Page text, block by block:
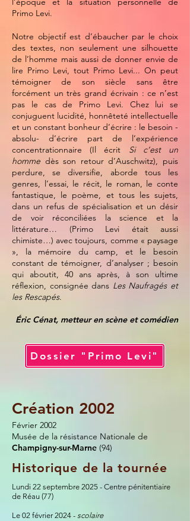
Primo Levi.
Notre objectif est d’ébaucher par le choix
des textes, non seulement une silhouette
de l’homme mais aussi de donner envie de
lire Primo Levi, tout Primo Levi... On peut
témoigner de son siècle sans être
forcément un très grand écrivain : ce n’est
pas le cas de Primo Levi. Chez lui se
conjuguent lucidité, honnêteté intellectuelle
et un constant bonheur d’écrire : le besoin -
absolu- d’écrire part de l’expérience
concentrationnaire (Il écrit Si c’est un
homme dès son retour d’Auschwitz), puis
perdure, se diversifie, aborde tous les
genres, l’essai, le récit, le roman, le conte
fantastique, le poème, et tous les sujets,
dans un refus de spécialisation et un désir
de voir réconciliées la science et la
littérature… (Primo Levi était aussi
chimiste…) avec toujours, comme « paysage
», la mémoire du camp, et le besoin
constant de témoigner, d’analyser ; besoin
qui aboutit, 40 ans après, à son ultime
réflexion, consignée dans Les Naufragés et
les Rescapés.
Éric Cénat, metteur en scène et comédien
Dossier "Primo Levi"
Création 2002
Février 2002
Musée de la résistance Nationale de
Champigny-sur-Marne (94)
Historique de la tournée
Lundi 22 septembre 2025 - Centre pénitentiaire
de Réau (77)
Le 02 février 2024 - scolaire